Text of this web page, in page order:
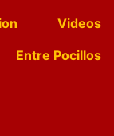
Videos
Entre Pocillos